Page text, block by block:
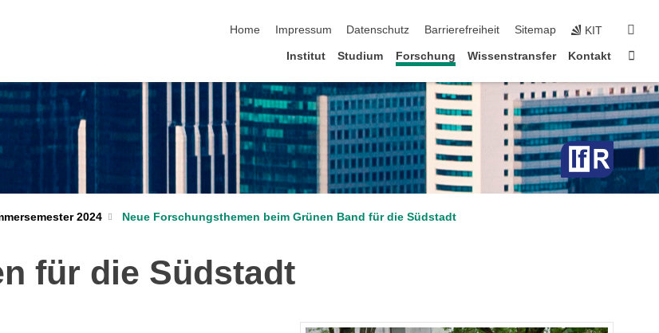
Home
Impressum Datenschutz Barrierefreiheit Sitemap KIT
Institut Studium Forschung Wissenstransfer Kontakt
2024 Neue Forschungsthemen beim Grünen Band für die Südstadt
für die Südstadt